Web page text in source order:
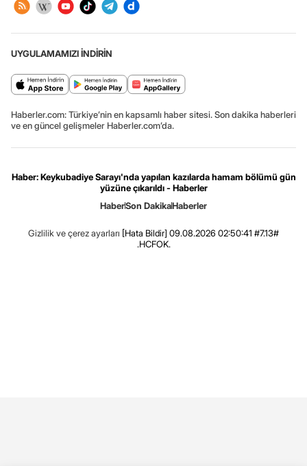
UYGULAMAMIZI İNDİRİN
Haberler.com: Türkiye’nin en kapsamlı haber sitesi. Son dakika haberleri
ve en güncel gelişmeler Haberler.com’da.
Haber: Keykubadiye Sarayı'nda yapılan kazılarda hamam bölümü gün
yüzüne çıkarıldı - Haberler
HaberSon DakikaHaberler
Gizlilik ve çerez ayarları [Hata Bildir] 09.08.2026 02:50:41 #7.13#
.HCFOK.